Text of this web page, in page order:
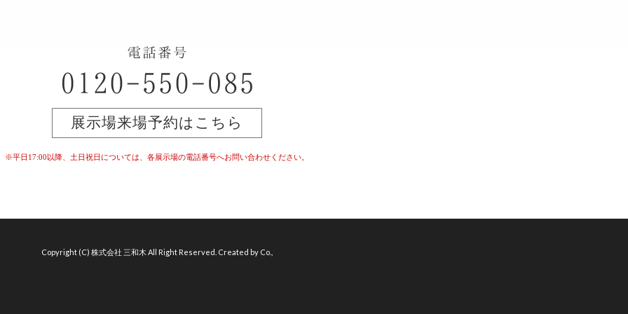
展示場来場予約はこちら
※平日17:00以降、土日祝日については、 各展示場の電話番号へお問い合わせください。
Copyright (C) 株式会社 三和木 All Right Reserved. Created by Co.,